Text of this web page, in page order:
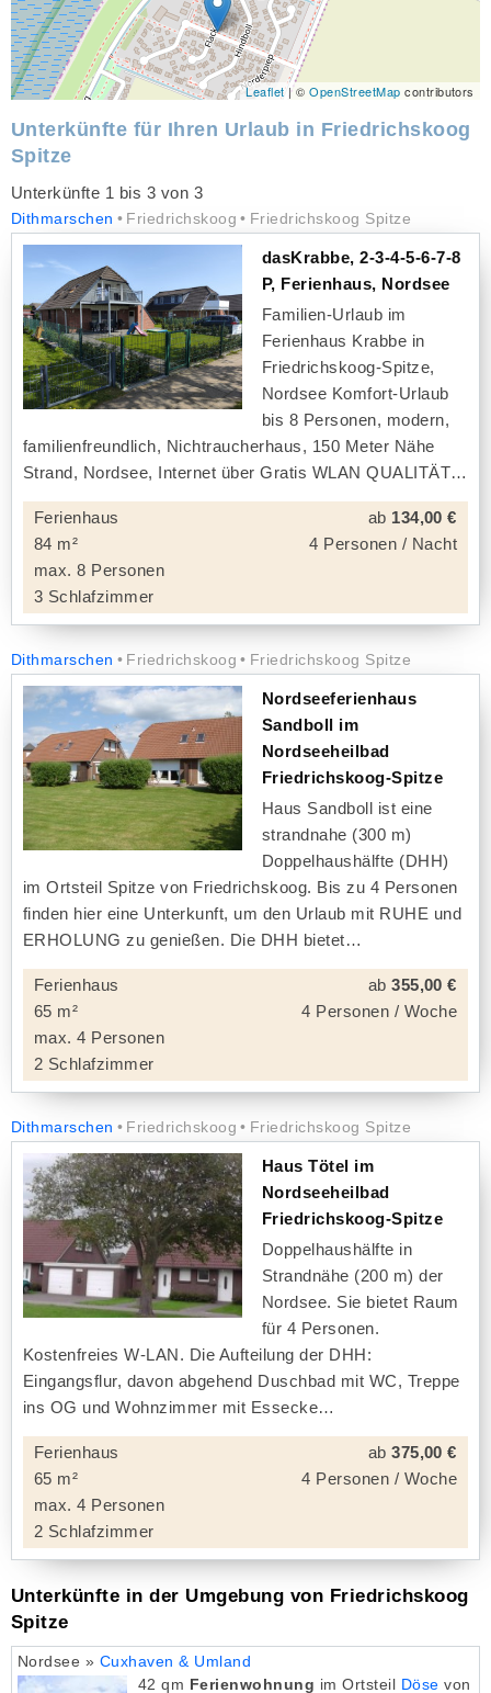
Leaflet| ©OpenStreetMap contributors
Unterkünfte für Ihren Urlaub in Friedrichskoog
Spitze
Unterkünfte 1 bis 3 von 3
Dithmarschen Friedrichskoog Friedrichskoog Spitze
dasKrabbe, 2-3-4-5-6-7-8
P, Ferienhaus, Nordsee
Familien-Urlaub im
Ferienhaus Krabbe in
Friedrichskoog-Spitze,
Nordsee Komfort-Urlaub
bis 8 Personen, modern,
familienfreundlich, Nichtraucherhaus, 150 Meter Nähe
Strand, Nordsee, Internet über Gratis WLAN QUALITÄT
Ferienhaus
84 m²
max. 8 Personen
3 Schlafzimmer
ab 134,00 €
4 Personen / Nacht
Dithmarschen Friedrichskoog Friedrichskoog Spitze
Nordseeferienhaus
Sandboll im
Nordseeheilbad
Friedrichskoog-Spitze
Haus Sandboll ist eine
strandnahe (300 m)
Doppelhaushälfte (DHH)
im Ortsteil Spitze von Friedrichskoog. Bis zu 4 Personen
finden hier eine Unterkunft, um den Urlaub mit RUHE und
ERHOLUNG zu genießen. Die DHH bietet
Ferienhaus
65 m²
max. 4 Personen
2 Schlafzimmer
ab355,00 €
4 Personen / Woche
Dithmarschen Friedrichskoog Friedrichskoog Spitze
Haus Tötel im
Nordseeheilbad
Friedrichskoog-Spitze
Doppelhaushälfte in
Strandnähe (200 m) der
Nordsee. Sie bietet Raum
für 4 Personen.
Kostenfreies W-LAN. Die Aufteilung der DHH:
Eingangsflur, davon abgehend Duschbad mit WC, Treppe
ins OG und Wohnzimmer mit Essecke
Ferienhaus
65 m²
max. 4 Personen
2 Schlafzimmer
ab375,00 €
4 Personen / Woche
Unterkünfte in der Umgebung von Friedrichskoog
Spitze
Nordsee » Cuxhaven & Umland
42 qm Ferienwohnung im Ortsteil Döse von